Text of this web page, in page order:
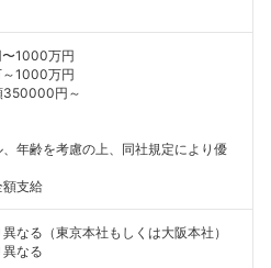
1000万円
1000万円
350000円～
年齢を考慮の上、同社規定により優
額支給
なる（東京本社もしくは大阪本社）
なる